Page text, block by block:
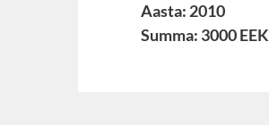
Aasta: 2010
Summa: 3000 EEK